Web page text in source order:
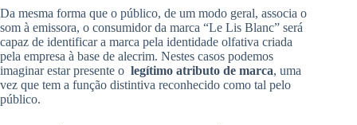
Da mesma forma que o público, de um modo geral, associa o
som à emissora, o consumidor da marca “Le Lis Blanc” será
capaz de identificar a marca pela identidade olfativa criada
pela empresa à base de alecrim. Nestes casos podemos
imaginar estar presente o legítimo atributo de marca, uma
vez que tem a função distintiva reconhecido como tal pelo
público.